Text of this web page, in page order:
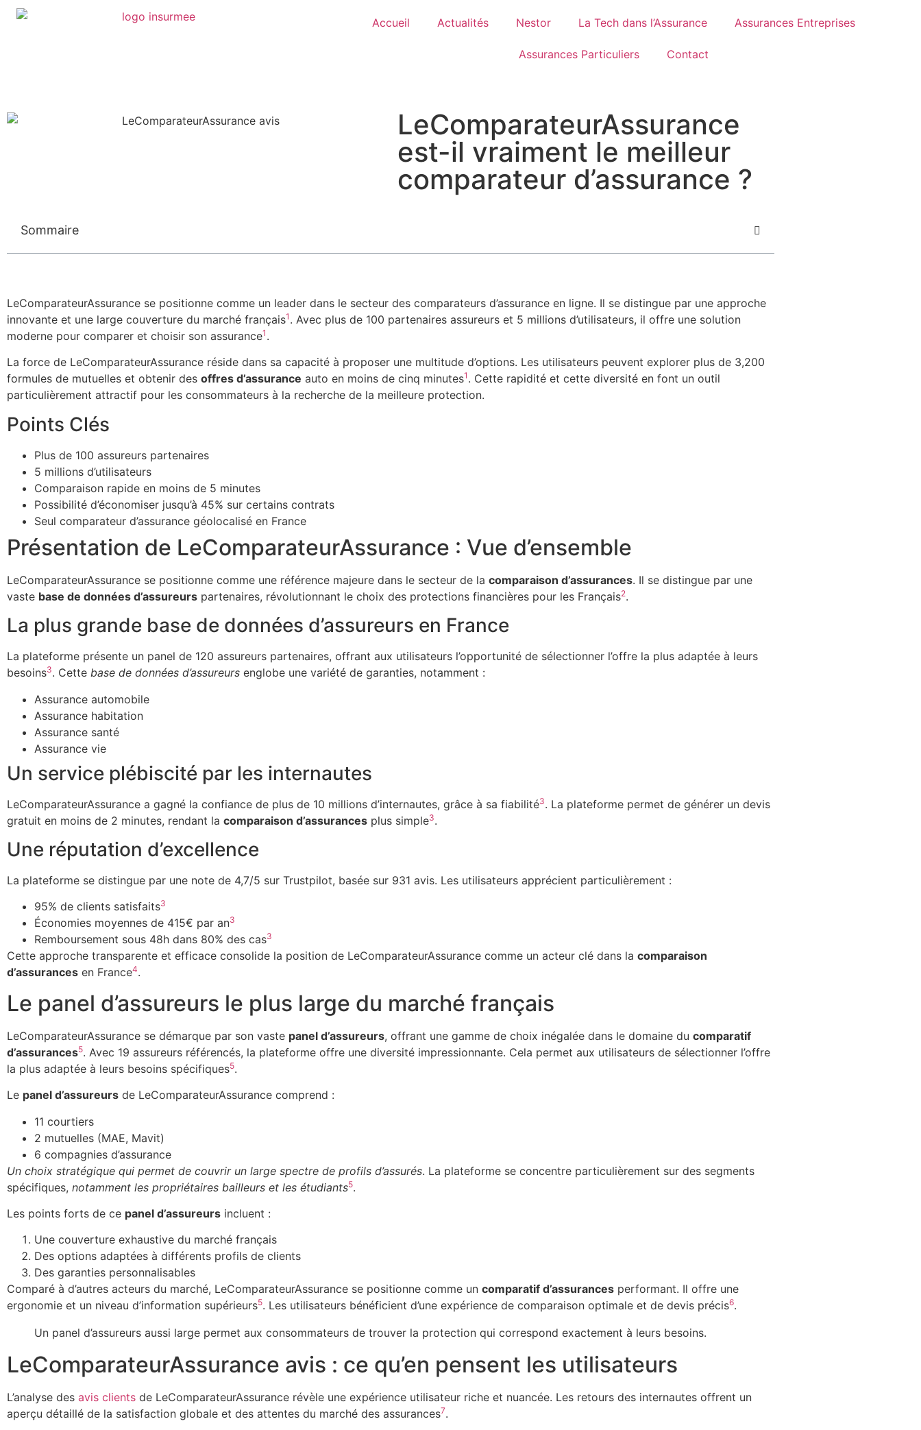
Accueil Actualités Nestor La Tech dans l’Assurance Assurances Entreprises
Assurances Particuliers Contact
LeComparateurAssurance
est-il vraiment le meilleur
comparateur d’assurance ?
Sommaire
LeComparateurAssurance se positionne comme un leader dans le secteur des comparateurs d’assurance en ligne. Il se distingue par une approche
innovante et une large couverture du marché français1 . Avec plus de 100 partenaires assureurs et 5 millions d’utilisateurs, il offre une solution
moderne pour comparer et choisir son assurance1 .
La force de LeComparateurAssurance réside dans sa capacité à proposer une multitude d’options. Les utilisateurs peuvent explorer plus de 3,200
formules de mutuelles et obtenir des offres d’assurance auto en moins de cinq minutes1 . Cette rapidité et cette diversité en font un outil
particulièrement attractif pour les consommateurs à la recherche de la meilleure protection.
Points Clés
Plus de 100 assureurs partenaires
5 millions d’utilisateurs
Comparaison rapide en moins de 5 minutes
Possibilité d’économiser jusqu’à 45% sur certains contrats
Seul comparateur d’assurance géolocalisé en France
Présentation de LeComparateurAssurance : Vue d’ensemble
LeComparateurAssurance se positionne comme une référence majeure dans le secteur de la comparaison d’assurances. Il se distingue par une
vaste base de données d’assureurs partenaires, révolutionnant le choix des protections financières pour les Français2.
La plus grande base de données d’assureurs en France
La plateforme présente un panel de 120 assureurs partenaires, offrant aux utilisateurs l’opportunité de sélectionner l’offre la plus adaptée à leurs
besoins3. Cette base de données d’assureurs englobe une variété de garanties, notamment :
Assurance automobile
Assurance habitation
Assurance santé
Assurance vie
Un service plébiscité par les internautes
LeComparateurAssurance a gagné la confiance de plus de 10 millions d’internautes, grâce à sa fiabilité3. La plateforme permet de générer un devis
gratuit en moins de 2 minutes, rendant la comparaison d’assurances plus simple3.
Une réputation d’excellence
La plateforme se distingue par une note de 4,7/5 sur Trustpilot, basée sur 931 avis. Les utilisateurs apprécient particulièrement :
95% de clients satisfaits3
Économies moyennes de 415€ par an3
Remboursement sous 48h dans 80% des cas3
Cette approche transparente et efficace consolide la position de LeComparateurAssurance comme un acteur clé dans la comparaison
d’assurances en France4.
Le panel d’assureurs le plus large du marché français
LeComparateurAssurance se démarque par son vaste panel d’assureurs, offrant une gamme de choix inégalée dans le domaine du comparatif
d’assurances5. Avec 19 assureurs référencés, la plateforme offre une diversité impressionnante. Cela permet aux utilisateurs de sélectionner l’offre
la plus adaptée à leurs besoins spécifiques5.
Le panel d’assureurs de LeComparateurAssurance comprend :
11 courtiers
2 mutuelles (MAE, Mavit)
6 compagnies d’assurance
Un choix stratégique qui permet de couvrir un large spectre de profils d’assurés. La plateforme se concentre particulièrement sur des segments
spécifiques, notamment les propriétaires bailleurs et les étudiants5.
Les points forts de ce panel d’assureurs incluent :
Une couverture exhaustive du marché français
Des options adaptées à différents profils de clients
Des garanties personnalisables
Comparé à d’autres acteurs du marché, LeComparateurAssurance se positionne comme un comparatif d’assurances performant. Il offre une
ergonomie et un niveau d’information supérieurs5. Les utilisateurs bénéficient d’une expérience de comparaison optimale et de devis précis6.
Un panel d’assureurs aussi large permet aux consommateurs de trouver la protection qui correspond exactement à leurs besoins.
LeComparateurAssurance avis : ce qu’en pensent les utilisateurs
L’analyse des avis clients de LeComparateurAssurance révèle une expérience utilisateur riche et nuancée. Les retours des internautes offrent un
aperçu détaillé de la satisfaction globale et des attentes du marché des assurances7.